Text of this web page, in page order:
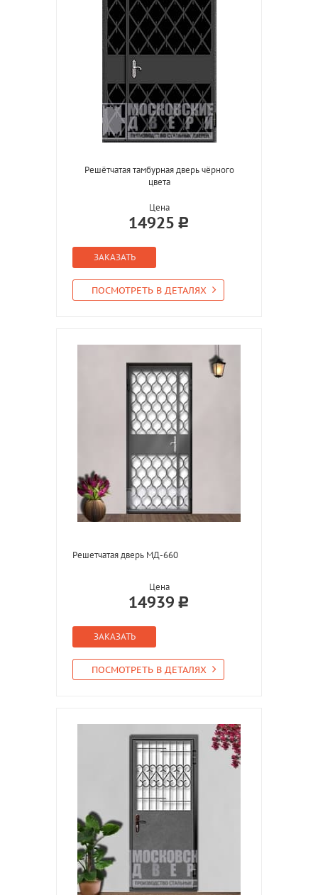
Решётчатая тамбурная дверь чёрного
цвета
Цена
14925
ЗАКАЗАТЬ
ПОСМОТРЕТЬ В ДЕТАЛЯХ
Решетчатая дверь МД-660
Цена
14939
ЗАКАЗАТЬ
ПОСМОТРЕТЬ В ДЕТАЛЯХ